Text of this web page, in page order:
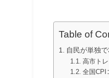
Table of
自民が単独
高市ト
全国CPI